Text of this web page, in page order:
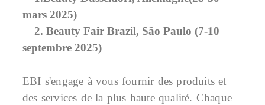
mars 2025)
2. Beauty Fair Brazil, São Paulo (7-10
septembre 2025)
EBI s'engage à vous fournir des produits et
des services de la plus haute qualité. Chaque